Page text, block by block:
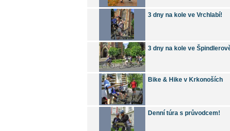
3 dny na kole ve Vrchlabí!
3 dny na kole ve
Bike & Hike v Krkonoších
Denní túra s průvodcem!